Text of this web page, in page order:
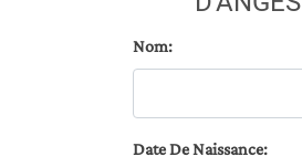
Nom:
Date De Naissance: